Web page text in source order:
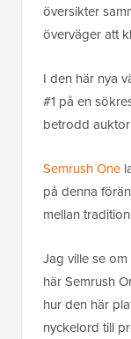
översikter
överväger att
I den här nya
#1 på en
betrodd
Semrush One
på denna
mellan
Jag ville se
här Semrush
hur den här
nyckelord till